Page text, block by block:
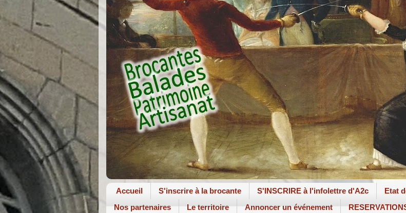
Accueil S'inscrire à la brocante S'INSCRIRE à l'infolettre d'A2c Etat
Nos partenaires
Le territoire Annoncer un événement